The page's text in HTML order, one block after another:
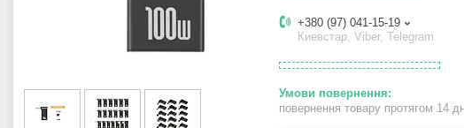
+380 (97) 041-15-19
Киевстар, Viber, Telegram
повернення товару протягом 14